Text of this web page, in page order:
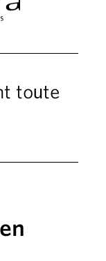
toute